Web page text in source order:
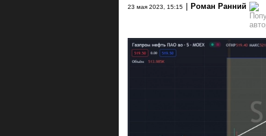
23 мая 2023, 15:15 Роман Ранний